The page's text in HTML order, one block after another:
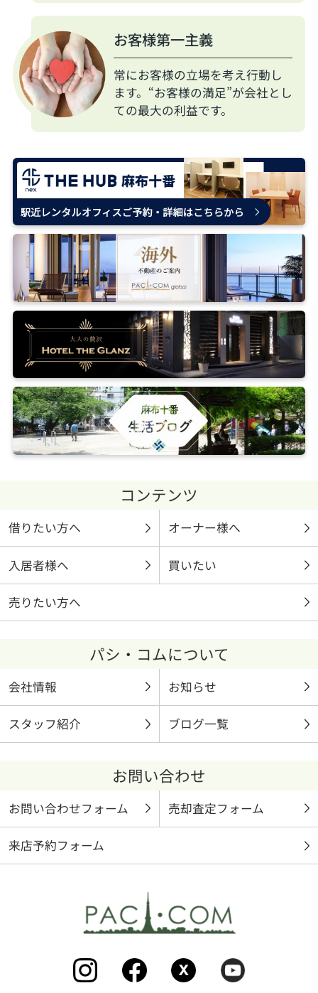
お客様第一主義
常にお客様の立場を考え行動し
ます。“お客様の満足”が会社とし
ての最大の利益です。
コンテンツ
借りたい方へ オーナー様へ
入居者様へ 買いたい
売りたい方へ
パシ・コムについて
会社情報 お知らせ
スタッフ紹介 ブログ一覧
お問い合わせ
お問い合わせフォーム 売却査定フォーム
来店予約フォーム